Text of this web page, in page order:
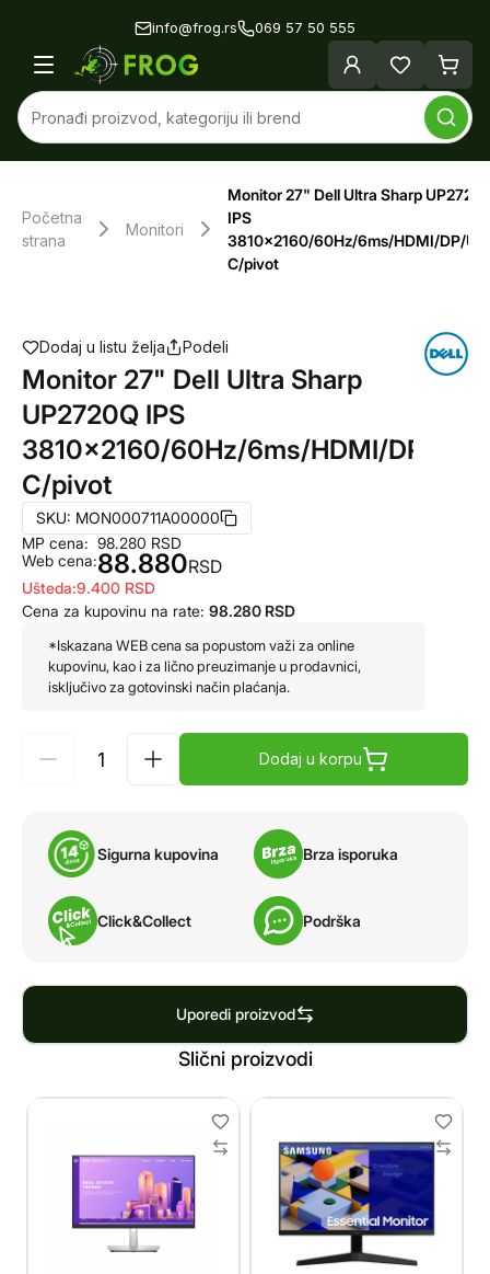
info@frog.rs 069 57 50 555
Početna
strana
Monitori
Monitor 27" Dell Ultra Sharp
IPS
3810x2160/60Hz/6ms/HDMI/DP/
C/pivot
Dodaj u listu želja Podeli
Monitor 27" Dell Ultra Sharp
UP2720Q IPS
3810x2160/60Hz/6ms/HDMI/DP/
C/pivot
SKU: MON000711A00000
MP cena:
Web cena:
98.280 RSD
88.880RSD
Ušteda:9.400 RSD
Cena za kupovinu na rate: 98.280 RSD
*Iskazana WEB cena sa popustom važi za online
kupovinu, kao i za lično preuzimanje u prodavnici,
isključivo za gotovinski način plaćanja.
Dodaj u korpu
Sigurna kupovina Brza isporuka
Click&Collect Podrška
Uporedi proizvod
Slični proizvodi